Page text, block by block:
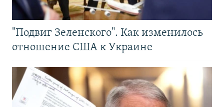
"Подвиг Зеленского". Как изменилось
отношение США к Украине